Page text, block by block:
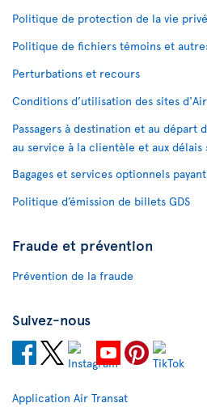
Politique de protection de la vie
Politique de fichiers témoins et
Perturbations et recours
Conditions d’utilisation des sites
Passagers à destination et au départ
au service à la clientèle et aux délais
Bagages et services optionnels
Politique d’émission de billets GDS
Fraude et prévention
Prévention de la fraude
Suivez-nous
Application Air Transat